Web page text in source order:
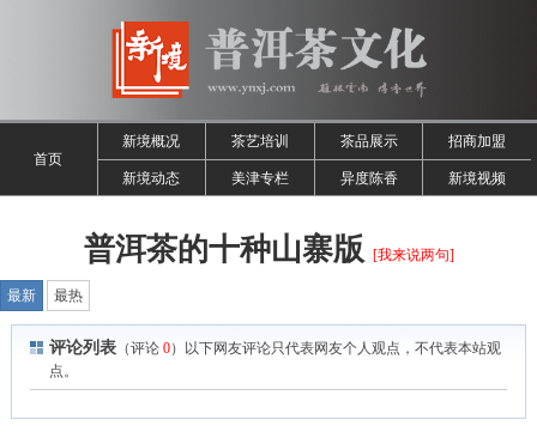
首页
新境概况
新境动态
茶艺培训
美津专栏
茶品展示
异度陈香
招商加盟
新境视频
普洱茶的十种山寨版 [我来说两句]
最新 最热
评论列表（评论 0）以下网友评论只代表网友个人观点，不代表本站观
点。